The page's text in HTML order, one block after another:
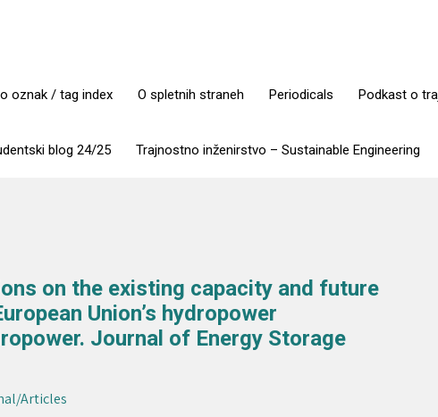
oznak / tag index O spletnih straneh Periodicals Podkast o
blog 24/25 Trajnostno inženirstvo – Sustainable Engineering
on the existing capacity and future
Union’s hydropower
Journal of Energy Storage
Articles